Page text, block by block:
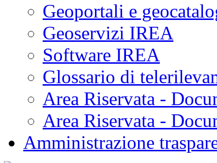
Geoportali e
Geoservizi IREA
Software IREA
Glossario di
Area Riservata -
Area Riservata -
Amministrazione